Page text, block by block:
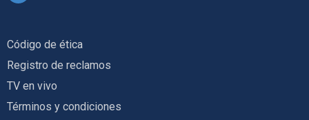
Código de ética
Registro de reclamos
TV en vivo
Términos y condiciones